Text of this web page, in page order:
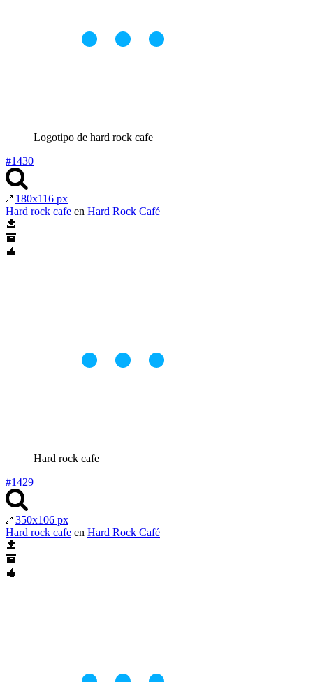
Logotipo de hard rock cafe
#1430
180x116 px
Hard rock cafe en Hard Rock Café
Hard rock cafe
#1429
350x106 px
Hard rock cafe en Hard Rock Café